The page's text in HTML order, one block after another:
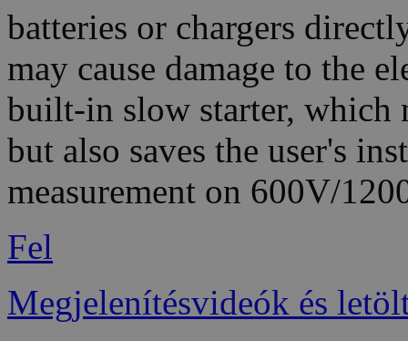
batteries or chargers
may cause damage to the
built-in slow starter, which
but also saves the user's
measurement on 600V/
Fel
Megjelenítésvideók és